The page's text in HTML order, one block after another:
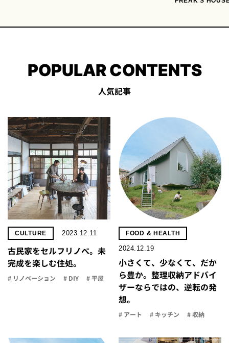
POPULAR CONTENTS
人気記事
CULTURE 2023.12.11
古民家をセルフリノべ。未
完成を楽しむ住処。
# リノベーション # DIY # 平屋
FOOD & HEALTH
2024.12.19
小さくて、少なくて、だか
ら豊か。整理収納アドバイ
ザーならではの、逆転の発
想。
# アート # キッチン # 収納